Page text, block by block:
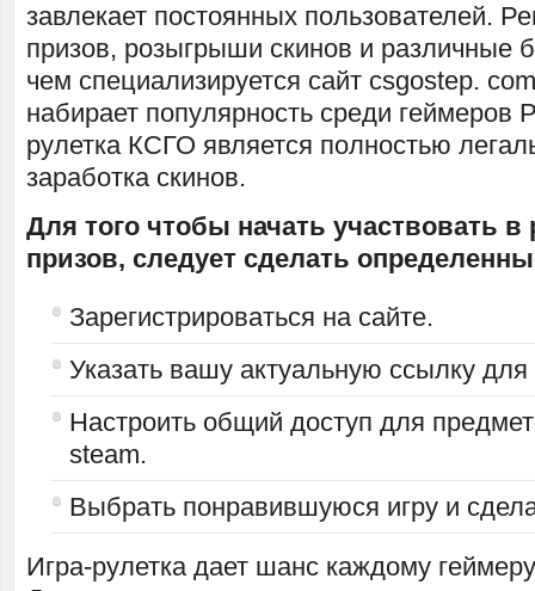
завлекает постоянных пользователей.
призов, розыгрыши скинов и различные
чем специализируется сайт csgostep.
набирает популярность среди геймеров
рулетка КСГО является полностью
заработка скинов.
Для того чтобы начать участвовать
призов, следует сделать
Зарегистрироваться на сайте.
Указать вашу актуальную ссылку
Настроить общий доступ для
steam.
Выбрать понравившуюся игру и
Игра-рулетка дает шанс каждому